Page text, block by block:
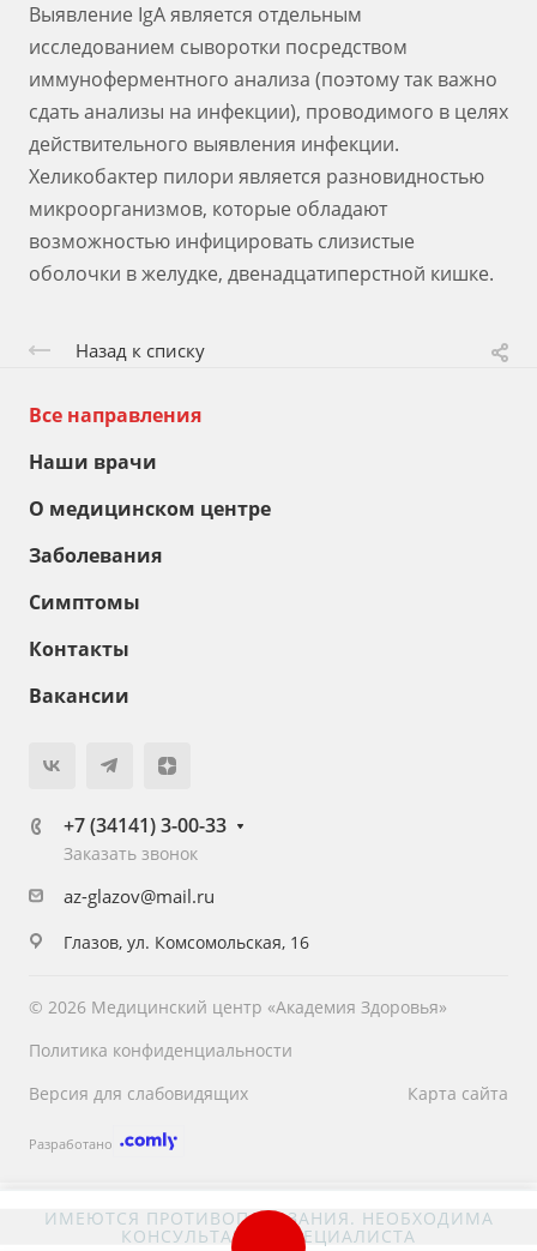
Выявление IgA является отдельным
исследованием сыворотки посредством
иммуноферментного анализа (поэтому так важно
сдать анализы на инфекции), проводимого в целях
действительного выявления инфекции.
Хеликобактер пилори является разновидностью
микроорганизмов, которые обладают
возможностью инфицировать слизистые
оболочки в желудке, двенадцатиперстной кишке.
Назад к списку
Все направления
Наши врачи
О медицинском центре
Заболевания
Симптомы
Контакты
Вакансии
+7 (34141) 3-00-33
Заказать звонок
az-glazov@mail.ru
Глазов, ул. Комсомольская, 16
© 2026 Медицинский центр «Академия Здоровья»
Политика конфиденциальности
Версия для слабовидящих
Карта сайта
Разработано
ИМЕЮТСЯ ПРОТИВОПОКАЗАНИЯ. НЕОБХОДИМА
КОНСУЛЬТАЦИЯ СПЕЦИАЛИСТА